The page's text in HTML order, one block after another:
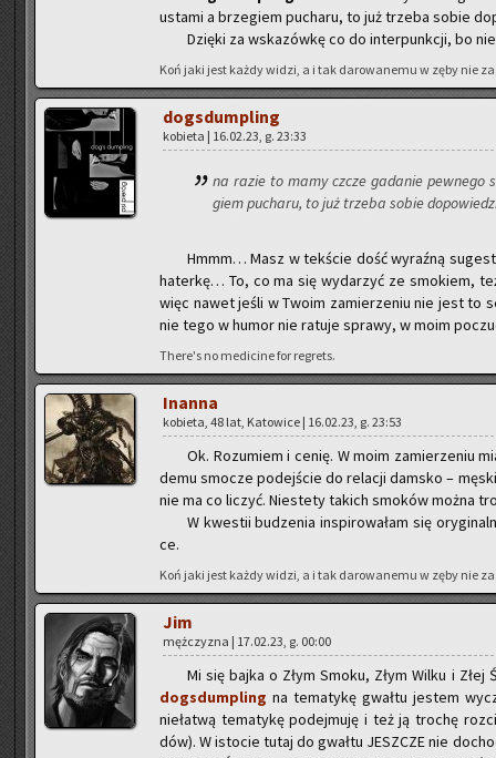
usta­mi a brze­giem pu­cha­ru, to już trze­ba sobie
Dzię­ki za wska­zów­kę co do in­ter­punk­cji, bo
Koń jaki jest każdy widzi, a i tak da­ro­wa­ne­mu w zęby nie
do­gs­dum­pling
ko­bie­ta | 16.02.23, g. 23:33
na razie to mamy czcze ga­da­nie
giem pu­cha­ru, to już trze­ba sobie
Hmmm… Masz w tek­ście dość wy­raź­ną
ha­ter­kę… To, co ma się wy­da­rzyć ze smo­kiem,
więc nawet jeśli w Twoim za­mie­rze­niu nie jest to
nie tego w humor nie ra­tu­je spra­wy, w moim
There's no me­di­ci­ne for re­grets.
In­an­na
ko­bie­ta, 48 lat, Ka­to­wi­ce | 16.02.23, g. 23:53
Ok. Ro­zu­miem i cenię. W moim za­mie­rze­niu
de­mu smo­cze po­dej­ście do re­la­cji dam­sko –
nie ma co li­czyć. Nie­ste­ty ta­kich smo­ków można
W kwe­stii bu­dze­nia in­spi­ro­wa­łam się
ce.
Koń jaki jest każdy widzi, a i tak da­ro­wa­ne­mu w zęby nie
Jim
męż­czy­zna | 17.02.23, g. 00:00
Mi się bajka o Złym Smoku, Złym Wilku i
do­gs­dum­pling na te­ma­ty­kę gwał­tu je­stem
nie­ła­twą te­ma­ty­kę po­dej­mu­ję i też ją tro­chę
dów). W isto­cie tutaj do gwał­tu JESZ­CZE nie